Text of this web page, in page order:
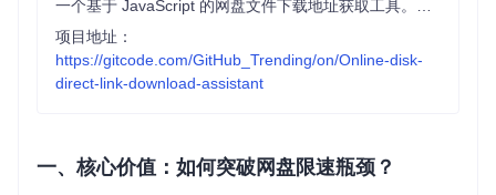
项目地址：
https://gitcode.com/GitHub_Trending/on/Online-disk-
direct-link-download-assistant
一、核心价值：如何突破网盘限速瓶颈？